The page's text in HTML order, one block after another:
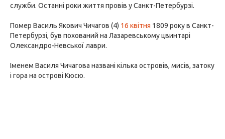
служби. Останні роки життя провів у Санкт-Петербурзі.
Помер Василь Якович Чичагов (4) 16 квітня 1809 року в Санкт-
Петербурзі, був похований на Лазаревському цвинтарі
Олександро-Невської лаври.
Іменем Василя Чичагова названі кілька островів, мисів, затоку
і гора на острові Кюсю.